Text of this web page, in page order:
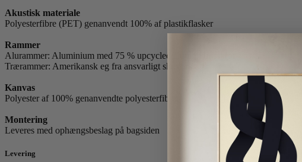
Akustisk materiale
Polyesterfibre (PET) genanvendt 100% af plastikflasker
Rammer
Alurammer: Aluminium med 75 % upcycled aluminiumsskrot
Trærammer: Amerikansk eg fra ansvarligt skovbrug.
Kanvas
Polyester af 100% genanvendte polyesterfibre.
Montering
Leveres med ophængsbeslag på bagsiden
Levering